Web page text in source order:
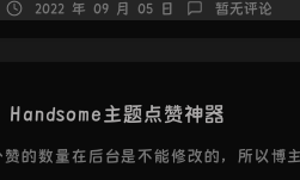
2022 年 09 月 05 日 暂无评论
Handsome主题点赞神器
赞的数量在后台是不能修改的，所以博